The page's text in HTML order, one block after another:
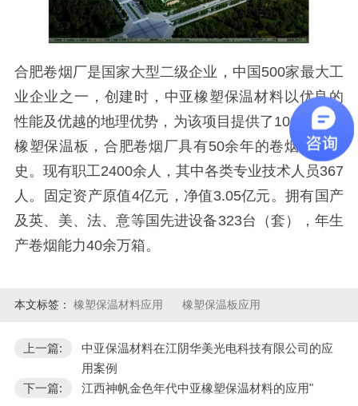
合肥卷烟厂是国家大型二级企业，中国500家最大工
业企业之一，创建时，中亚橡塑保温材料以优良的
性能及优越的地理优势，为该项目提供了1000+立方
橡塑保温板， 合肥卷烟厂具有50余年的卷烟制作历
史。现有职工2400余人，其中各类专业技术人员367
人。固定资产原值4亿元，净值3.05亿元。拥有国产
及英、美、法、意等国先进设备323台（套），年生
产卷烟能力40余万箱。
本文标签： 橡塑保温材料应用 橡塑保温板应用
上一篇:
中亚保温材料在江阴华美光电科技有限公司的应
用案例
下一篇:
江西神帆金色年代中亚橡塑保温材料的应用"